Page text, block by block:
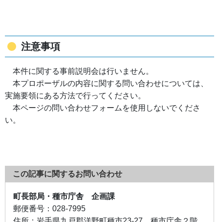
注意事項
本件に関する事前説明会は行いません。
本プロポーザルの内容に関する問い合わせについては、
実施要領にある方法で行ってください。
本ページの問い合わせフォームを使用しないでくださ
い。
この記事に関するお問い合わせ
町長部局・種市庁舎 企画課
郵便番号： 028-7995